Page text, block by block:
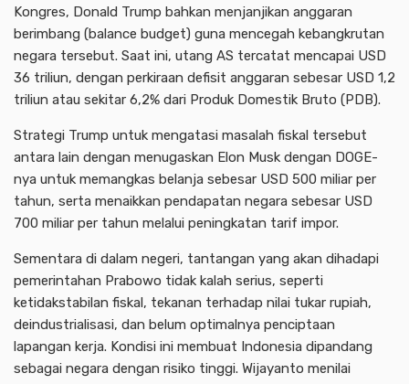
Kongres, Donald Trump bahkan menjanjikan anggaran
berimbang (balance budget) guna mencegah kebangkrutan
negara tersebut. Saat ini, utang AS tercatat mencapai USD
36 triliun, dengan perkiraan defisit anggaran sebesar USD 1,2
triliun atau sekitar 6,2% dari Produk Domestik Bruto (PDB).
Strategi Trump untuk mengatasi masalah fiskal tersebut
antara lain dengan menugaskan Elon Musk dengan DOGE-
nya untuk memangkas belanja sebesar USD 500 miliar per
tahun, serta menaikkan pendapatan negara sebesar USD
700 miliar per tahun melalui peningkatan tarif impor.
Sementara di dalam negeri, tantangan yang akan dihadapi
pemerintahan Prabowo tidak kalah serius, seperti
ketidakstabilan fiskal, tekanan terhadap nilai tukar rupiah,
deindustrialisasi, dan belum optimalnya penciptaan
lapangan kerja. Kondisi ini membuat Indonesia dipandang
sebagai negara dengan risiko tinggi. Wijayanto menilai